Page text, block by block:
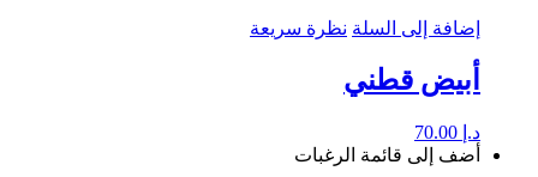
إضافة إلى السلة نظرة سريعة
أبيض قطني
د.إ
أضف إلى قائمة الرغبات